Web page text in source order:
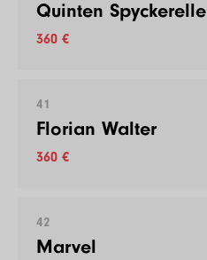
Quinten Spyckerelle
360 €
41
Florian Walter
360 €
42
Marvel